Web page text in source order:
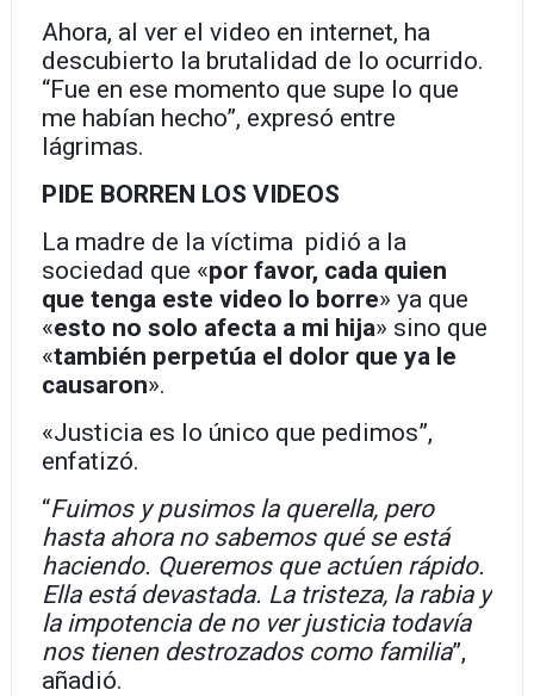
Ahora, al ver el video en internet, ha
descubierto la brutalidad de lo ocurrido.
“Fue en ese momento que supe lo que
me habían hecho”, expresó entre
lágrimas.
PIDE BORREN LOS VIDEOS
La madre de la víctima pidió a la
sociedad que «por favor, cada quien
que tenga este video lo borre» ya que
«esto no solo afecta a mi hija» sino que
«también perpetúa el dolor que ya le
causaron».
«Justicia es lo único que pedimos”,
enfatizó.
“Fuimos y pusimos la querella, pero
hasta ahora no sabemos qué se está
haciendo. Queremos que actúen rápido.
Ella está devastada. La tristeza, la rabia y
la impotencia de no ver justicia todavía
nos tienen destrozados como familia”,
añadió.